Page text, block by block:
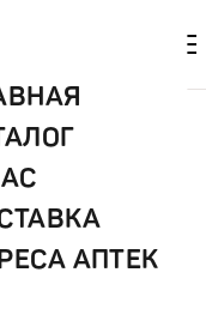
АПТЕК